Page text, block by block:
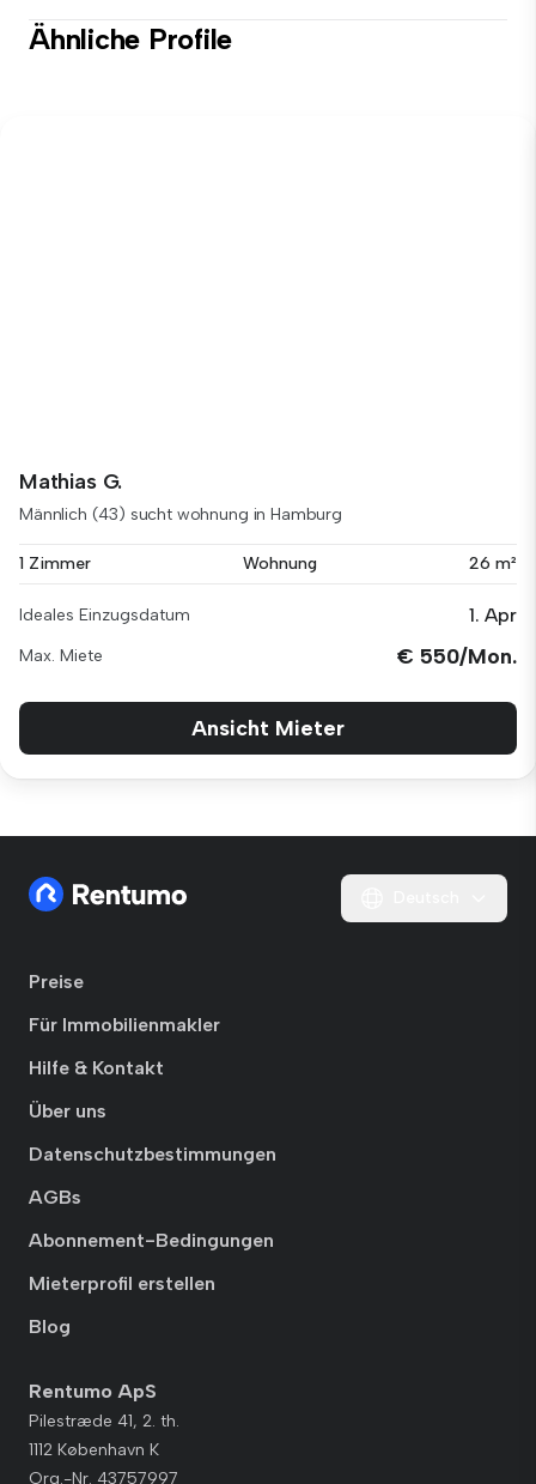
Ähnliche Profile
Mathias G.
Männlich (43) sucht wohnung in Hamburg
1 Zimmer Wohnung 26 m²
Ideales Einzugsdatum 1. Apr
Max. Miete € 550/Mon.
Ansicht Mieter
Preise
Für Immobilienmakler
Hilfe & Kontakt
Über uns
Datenschutzbestimmungen
AGBs
Abonnement-Bedingungen
Mieterprofil erstellen
Blog
Rentumo ApS
Pilestræde 41, 2. th.
1112 København K
Org.-Nr. 43757997